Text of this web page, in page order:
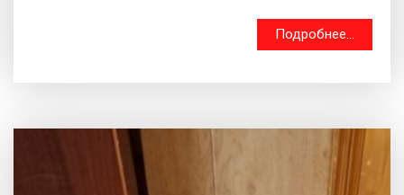
Подробнее...